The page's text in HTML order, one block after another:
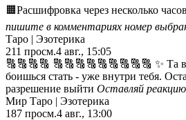
🟧Расшифровка через несколько часов
пишите в комментариях номер
Таро | Эзотерика
211 просм.4 авг., 15:05
🔠🔠🔠🔠 🔠🔠🔠🔠🔠🔠🔠🔠🔠 ✨ Та
боишься стать - уже внутри тебя.
разрешение выйти Оставляй
Мир Таро | Эзотерика
187 просм.4 авг., 13:00